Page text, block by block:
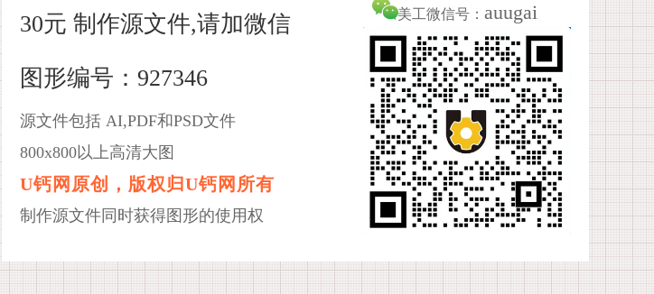
30元 制作源文件,请加微信
图形编号：927346
源文件包括 AI,PDF和PSD文件
800x800以上高清大图
U钙网原创，版权归U钙网所有
制作源文件同时获得图形的使用权
美工微信号： auugai